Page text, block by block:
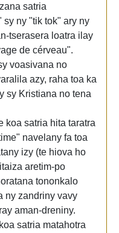
satria
sy ny "tik tok" ary ny
tserasera loatra ilay
de cérveau".
voasivana no
azy, raha toa ka
sy Kristiana no tena
koa satria hita taratra
navelany fa toa
izy (te hiova ho
aretim-po
tononkalo
ny zandriny vavy
aman-dreniny.
satria matahotra